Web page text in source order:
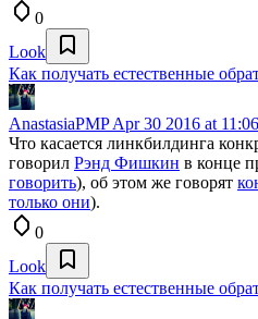
0
Look
Как получать естественные
AnastasiaPMPApr 30 2016 at 11:06
Что касается линкбилдинга
говорил Рэнд Фишкин в конце
говорить), об этом же говорят
только они).
0
Look
Как получать естественные